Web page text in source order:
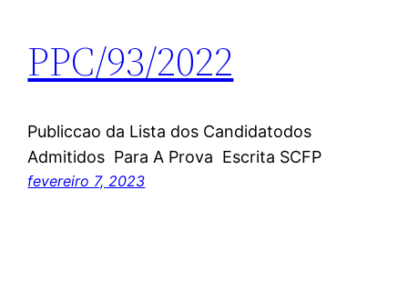
PPC/93/2022
Publiccao da Lista dos Candidatodos
Admitidos Para A Prova Escrita SCFP
fevereiro 7, 2023